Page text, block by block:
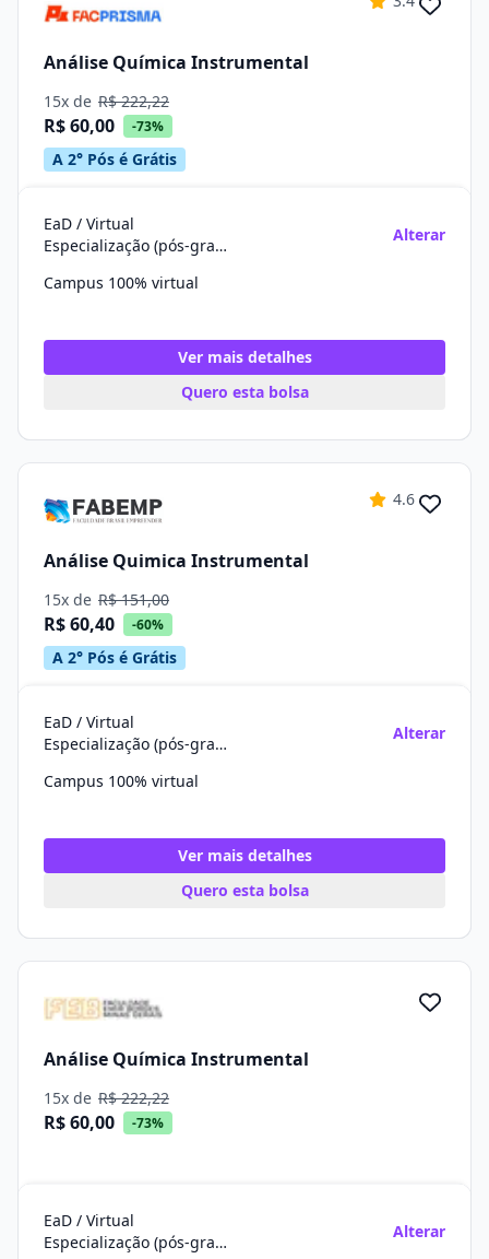
Análise Química Instrumental
15x de R$ 222,22
R$ 60,00 -73%
A 2° Pós é Grátis
EaD / Virtual
Especialização (pós-graduação)
Alterar
Campus 100% virtual
Ver mais detalhes
Quero esta bolsa
4.6
Análise Quimica Instrumental
15x de R$ 151,00
R$ 60,40 -60%
A 2° Pós é Grátis
EaD / Virtual
Especialização (pós-graduação)
Alterar
Campus 100% virtual
Ver mais detalhes
Quero esta bolsa
Análise Química Instrumental
15x de R$ 222,22
R$ 60,00 -73%
EaD / Virtual
Especialização (pós-graduação)
Alterar